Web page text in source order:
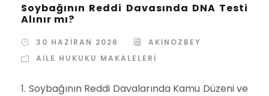
Soybağının Reddi Davasında DNA Testi
Alınır mı?
30 HAZIRAN 2026
AKINOZBEY
AILE HUKUKU MAKALELERI
1. Soybağının Reddi Davalarında Kamu Düzeni ve